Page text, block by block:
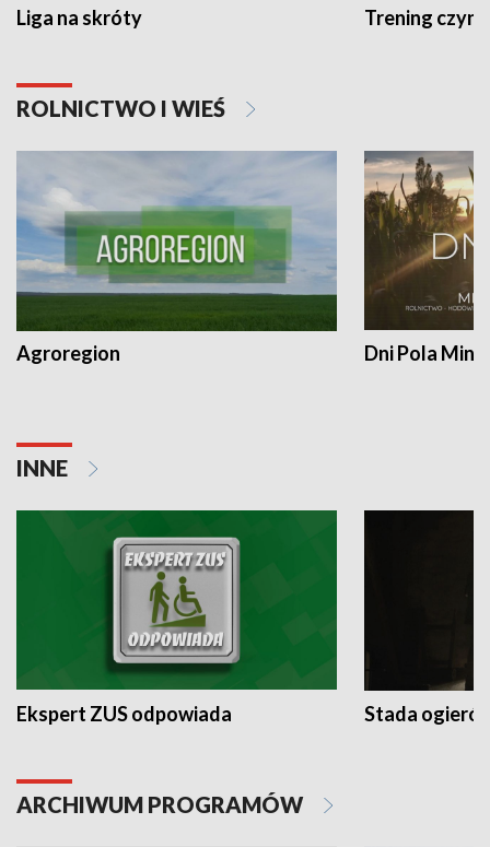
Liga na skróty Trening czyni
ROLNICTWO I WIEŚ
Agroregion Dni Pola
INNE
Ekspert ZUS odpowiada Stada
ARCHIWUM PROGRAMÓW